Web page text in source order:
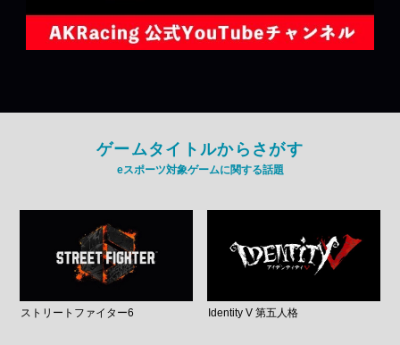
ゲームタイトルからさがす
eスポーツ対象ゲームに関する話題
ストリートファイター6 Identity V 第五人格